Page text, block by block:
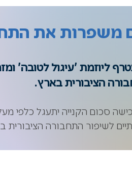
משפרות את
להצטרף ליוזמת 'עיגול
הציבורית בארץ.
סכום הקנייה יתעגל כלפי
לשיפור התחבורה הציבורית